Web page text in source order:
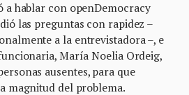
a hablar con openDemocracy
las preguntas con rapidez –
a la entrevistadora –, e
María Noelia Ordeig,
ausentes, para que
magnitud del problema.